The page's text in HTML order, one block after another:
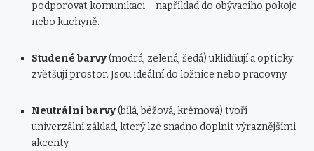
podporovat komunikaci – například do obývacího pokoje
nebo kuchyně.
Studené barvy(modrá, zelená, šedá) uklidňují a opticky
zvětšují prostor. Jsou ideální do ložnice nebo pracovny.
Neutrální barvy(bílá, béžová, krémová) tvoří
univerzální základ, který lze snadno doplnit výraznějšími
akcenty.